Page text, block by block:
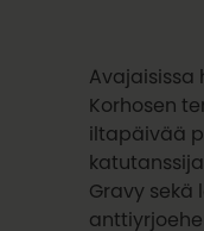
Avajaisissa
Korhosen
iltapäivää
Gravy sekä